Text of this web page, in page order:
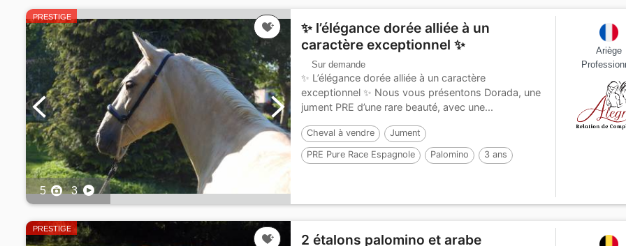
PRESTIGE
5 3
✨ l’élégance dorée alliée à un
caractère exceptionnel ✨
Sur demande
✨ L’élégance dorée alliée à un caractère
exceptionnel ✨ Nous vous présentons Dorada, une
jument PRE d’une rare beauté, avec une...
Cheval à vendre Jument
PRE Pure Race Espagnole Palomino 3 ans
Ariège
PRESTIGE
2 étalons palomino et arabe